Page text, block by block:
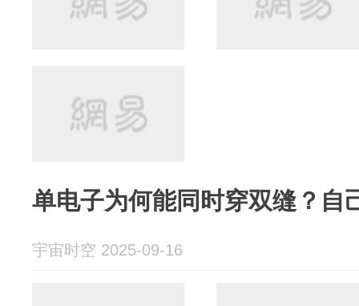
单电子为何能同时穿双缝？自
宇宙时空 2025-09-16